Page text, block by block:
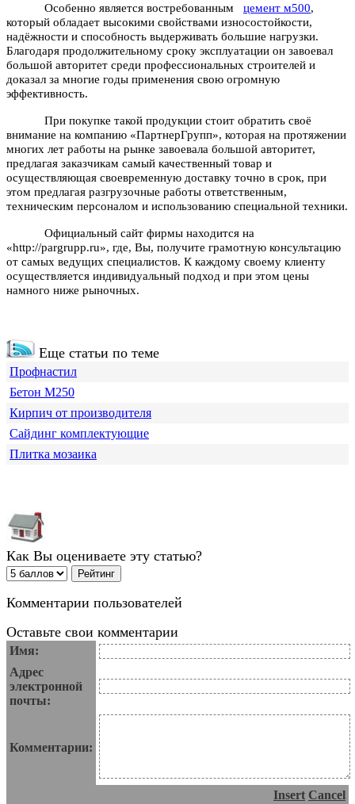
Особенно является востребованным цемент м500,
который обладает высокими свойствами износостойкости,
надёжности и способность выдерживать большие нагрузки.
Благодаря продолжительному сроку эксплуатации он завоевал
большой авторитет среди профессиональных строителей и
доказал за многие годы применения свою огромную
эффективность.
При покупке такой продукции стоит обратить своё
внимание на компанию «ПартнерГрупп», которая на протяжении
многих лет работы на рынке завоевала большой авторитет,
предлагая заказчикам самый качественный товар и
осуществляющая своевременную доставку точно в срок, при
этом предлагая разгрузочные работы ответственным,
техническим персоналом и использованию специальной техники.
Официальный сайт фирмы находится на
«http://pargrupp.ru», где, Вы, получите грамотную консультацию
от самых ведущих специалистов. К каждому своему клиенту
осуществляется индивидуальный подход и при этом цены
намного ниже рыночных.
Еще статьи по теме
Профнастил
Бетон М250
Кирпич от производителя
Сайдинг комплектующие
Плитка мозаика
Как Вы оцениваете эту статью?
Комментарии пользователей
Оставьте свои комментарии
Имя:
Адрес
электронной
почты:
Комментарии:
Insert Cancel